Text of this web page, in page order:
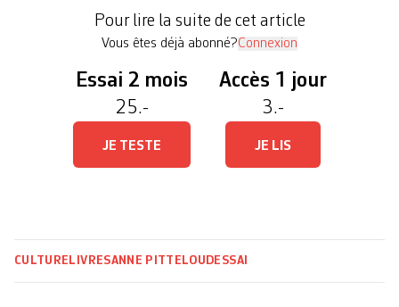
Donald Trump, qui désignait ainsi, […]
Pour lire la suite de cet article
Vous êtes déjà abonné?Connexion
Essai 2 mois
25.-
JE TESTE
Accès 1 jour
3.-
JE LIS
CULTURE LIVRESANNE PITTELOUD ESSAI